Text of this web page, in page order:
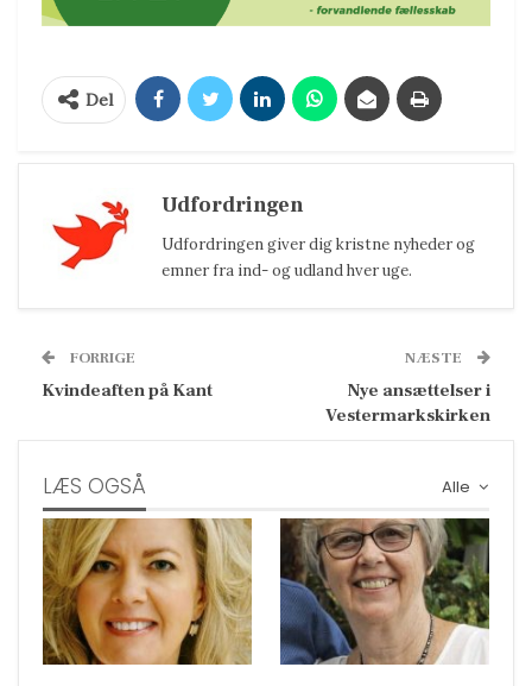
Del
Udfordringen
Udfordringen giver dig kristne nyheder og
emner fra ind- og udland hver uge.
FORRIGE
Kvindeaften på Kant
NÆSTE
Nye ansættelser i
Vestermarkskirken
Alle
LÆS OGSÅ